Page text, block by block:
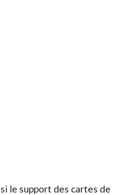
le support des cartes de